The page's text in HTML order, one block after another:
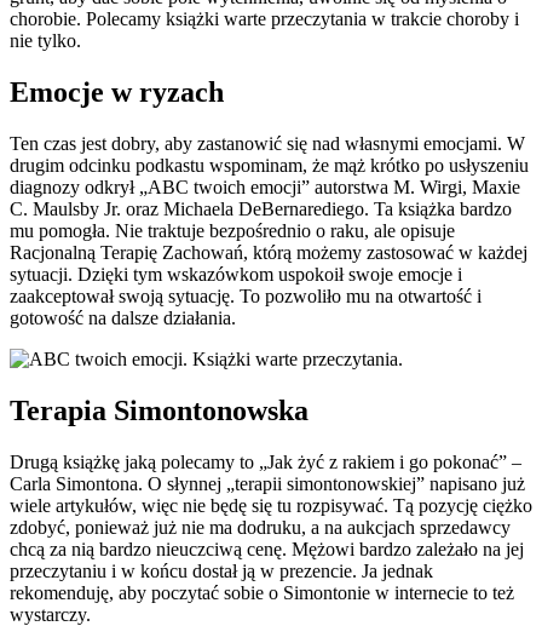
chorobie. Polecamy książki warte przeczytania w trakcie choroby i
nie tylko.
Emocje w ryzach
Ten czas jest dobry, aby zastanowić się nad własnymi emocjami. W
drugim odcinku podkastu wspominam, że mąż krótko po usłyszeniu
diagnozy odkrył „ABC twoich emocji” autorstwa M. Wirgi, Maxie
C. Maulsby Jr. oraz Michaela DeBernarediego. Ta książka bardzo
mu pomogła. Nie traktuje bezpośrednio o raku, ale opisuje
Racjonalną Terapię Zachowań, którą możemy zastosować w każdej
sytuacji. Dzięki tym wskazówkom uspokoił swoje emocje i
zaakceptował swoją sytuację. To pozwoliło mu na otwartość i
gotowość na dalsze działania.
Terapia Simontonowska
Drugą książkę jaką polecamy to „Jak żyć z rakiem i go pokonać” –
Carla Simontona. O słynnej „terapii simontonowskiej” napisano już
wiele artykułów, więc nie będę się tu rozpisywać. Tą pozycję ciężko
zdobyć, ponieważ już nie ma dodruku, a na aukcjach sprzedawcy
chcą za nią bardzo nieuczciwą cenę. Mężowi bardzo zależało na jej
przeczytaniu i w końcu dostał ją w prezencie. Ja jednak
rekomenduję, aby poczytać sobie o Simontonie w internecie to też
wystarczy.